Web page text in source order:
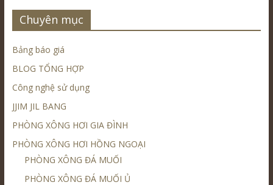
Chuyên mục
Bảng báo giá
BLOG TỔNG HỢP
Công nghệ sử dụng
JJIM JIL BANG
PHÒNG XÔNG HƠI GIA ĐÌNH
PHÒNG XÔNG HƠI HỒNG NGOẠI
PHÒNG XÔNG ĐÁ MUỐI
PHÒNG XÔNG ĐÁ MUỐI Ủ